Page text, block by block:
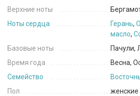
Верхние ноты
Ноты сердца
Герань,
масло,
Базовые ноты
Пачули,
Время года
Весна,
Семейство
Пол
женские